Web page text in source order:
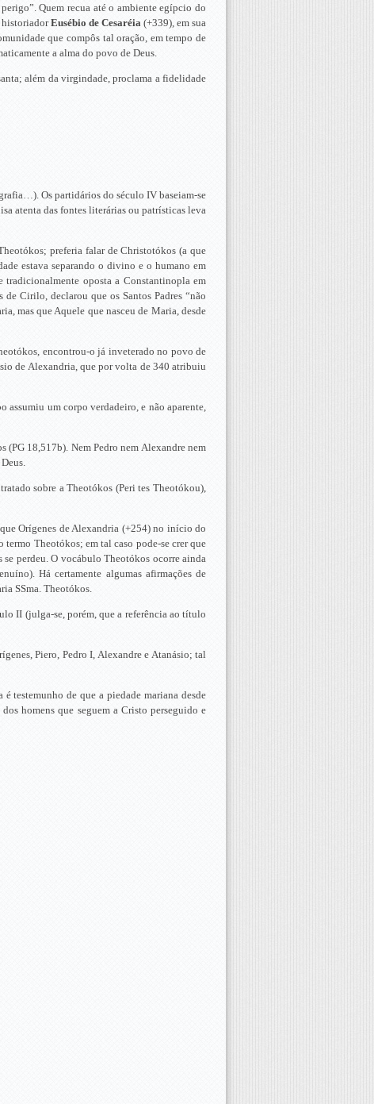
Quem recua até o ambiente egípcio do
historiadorEusébio de Cesaréia (+339), em sua
que compôs tal oração, em tempo de
a alma do povo de Deus.
além da virgindade, proclama a fidelidade
Os partidários do século IV baseiam-se
atenta das fontes literárias ou patrísticas leva
preferia falar de Christotókos (a que
estava separando o divino e o humano em
tradicionalmente oposta a Constantinopla em
Cirilo, declarou que os Santos Padres “não
mas que Aquele que nasceu de Maria, desde
encontrou-o já inveterado no povo de
de Alexandria, que por volta de 340 atribuiu
assumiu um corpo verdadeiro, e não aparente,
18,517b). Nem Pedro nem Alexandre nem
sobre a Theotókos (Peri tes Theotókou),
Orígenes de Alexandria (+254) no início do
Theotókos; em tal caso pode-se crer que
perdeu. O vocábulo Theotókos ocorre ainda
Há certamente algumas afirmações de
SSma. Theotókos.
II (julga-se, porém, que a referência ao título
Piero, Pedro I, Alexandre e Atanásio; tal
testemunho de que a piedade mariana desde
homens que seguem a Cristo perseguido e